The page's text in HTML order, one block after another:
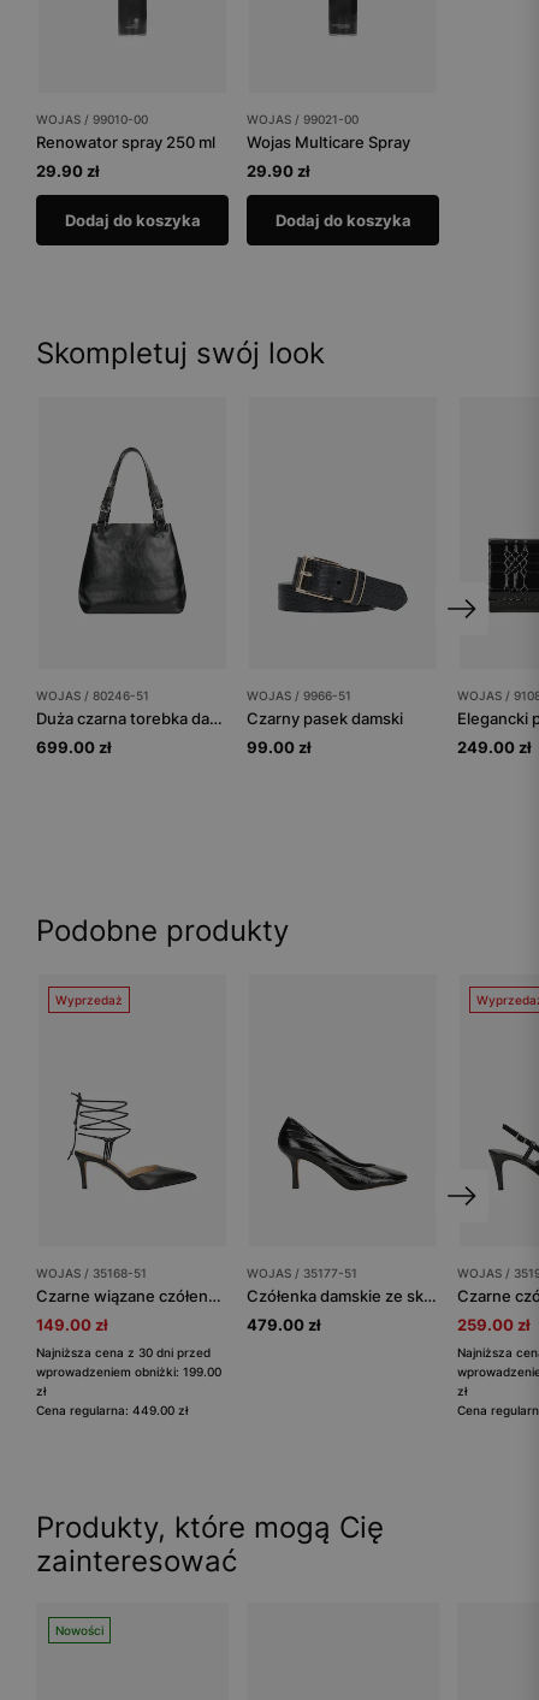
WOJAS / 99010-00
Renowator spray 250 ml
29.90 zł
Dodaj do koszyka
WOJAS / 99021-00
Wojas Multicare Spray
29.90 zł
Dodaj do koszyka
Skompletuj swój look
WOJAS / 80246-51
Duża czarna torebka damska z dwoiny foliowanej
699.00 zł
WOJAS / 9966-51
Czarny pasek damski
99.00 zł
WOJAS /
249.00 zł
Podobne produkty
Wyprzedaż
WOJAS / 35168-51
Czarne wiązane czółenka damskie z noskiem w szpic
149.00 zł
Najniższa cena z 30 dni przed
wprowadzeniem obniżki: 199.00
zł
Cena regularna: 449.00 zł
WOJAS / 35177-51
Czółenka damskie ze skóry licowej z ozdobnymi przeszyciami
479.00 zł
WOJAS /
259.00 zł
Najniższa
zł
Cena
Produkty, które mogą Cię
zainteresować
Nowości